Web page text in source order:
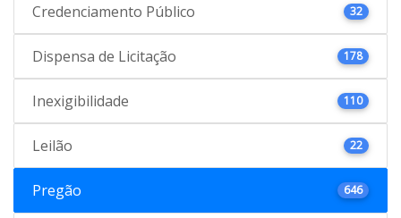
Credenciamento Público 32
Dispensa de Licitação 178
Inexigibilidade 110
Leilão 22
Pregão 646